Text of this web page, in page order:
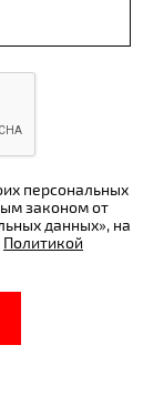
персональных
законом от
данных», на
Политикой